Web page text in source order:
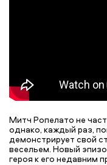
Митч Ропелато не
однако, каждый раз,
демонстрирует свой
весельем. Новый
героя к его недавним